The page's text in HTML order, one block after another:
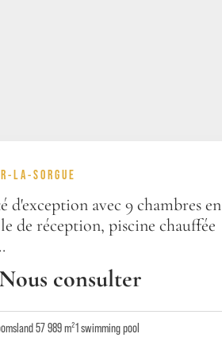
LA-SORGUE
d'exception avec 9 chambres en
de réception, piscine chauffée
consulter
land 57 989 m²1swimming pool